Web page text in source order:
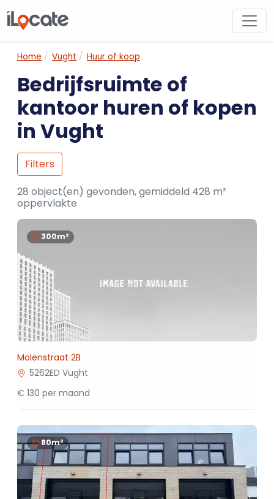
Home Vught Huur of koop
Bedrijfsruimte of
kantoor huren of kopen
in Vught
Filters
28 object(en) gevonden, gemiddeld 428 m²
oppervlakte
300m²
Molenstraat 2B
5262ED Vught
€ 130 per maand
80m²